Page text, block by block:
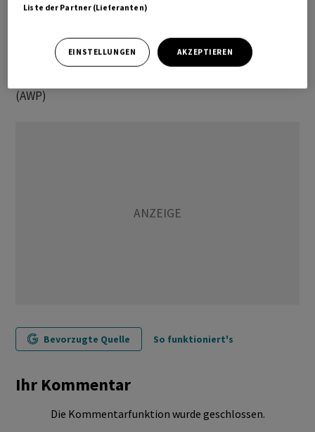
Stromverkauf über den Markt statt Förderungen - sei
Vermarktung der Erneuerbaren", sagte er. "Das ist der
Weg, den wir für alle Erneuerbaren sehen."/kre/DP/zb
(AWP)
Bevorzugte Quelle So funktioniert's
Ihr Kommentar
Die Kommentarfunktion wurde geschlossen.
Liste der Partner (Lieferanten)
EINSTELLUNGEN AKZEPTIEREN